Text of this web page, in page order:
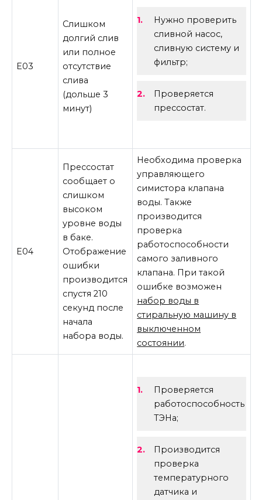
E03
Слишком
долгий слив
или полное
отсутствие
слива
(дольше 3
минут)
Нужно проверить
сливной насос,
сливную систему и
фильтр;
Проверяется
прессостат.
E04
Прессостат
сообщает о
слишком
высоком
уровне воды
в баке.
Отображение
ошибки
производится
спустя 210
секунд после
начала
набора воды.
Необходима проверка
управляющего
симистора клапана
воды. Также
производится
проверка
работоспособности
самого заливного
клапана. При такой
ошибке возможен
набор воды в
стиральную машину в
выключенном
состоянии.
Проверяется
работоспособность
ТЭНа;
Производится
проверка
температурного
датчика и